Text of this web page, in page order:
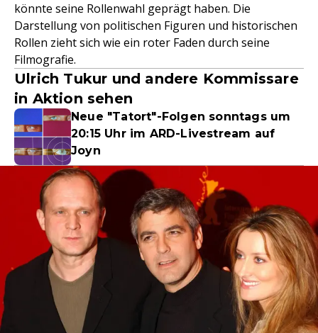
könnte seine Rollenwahl geprägt haben. Die
Darstellung von politischen Figuren und historischen
Rollen zieht sich wie ein roter Faden durch seine
Filmografie.
Ulrich Tukur und andere Kommissare
in Aktion sehen
Neue "Tatort"-Folgen sonntags um
20:15 Uhr im ARD-Livestream auf
Joyn